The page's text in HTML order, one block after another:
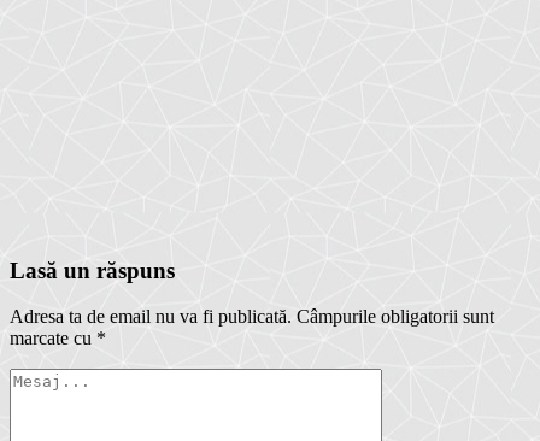
Lasă un răspuns
Adresa ta de email nu va fi publicată. Câmpurile obligatorii sunt
marcate cu *